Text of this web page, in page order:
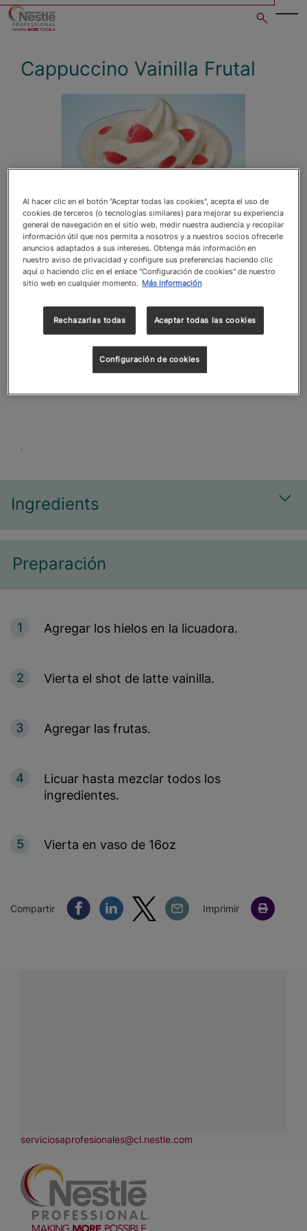
Skip
content
Cappuccino Vainilla Frutal
Open image gallery in
.
Ingredients
Preparación
1 Agregar los hielos en la licuadora.
2 Vierta el shot de latte vainilla.
3 Agregar las frutas.
4
Licuar hasta mezclar todos los
ingredientes.
5 Vierta en vaso de 16oz
Compartir Compartir Facebook
Compartir Linkedin
Compartir Twitter
Compartir Email
Imprimir
serviciosaprofesionales@cl.nestle.com
Al hacer clic en el botón "Aceptar todas las cookies", acepta el uso de
cookies de terceros (o tecnologías similares) para mejorar su experiencia
general de navegación en el sitio web, medir nuestra audiencia y recopilar
información útil que nos permita a nosotros y a nuestros socios ofrecerle
anuncios adaptados a sus intereses. Obtenga más información en
nuestro aviso de privacidad y configure sus preferencias haciendo clic
aquí o haciendo clic en el enlace "Configuración de cookies" de nuestro
sitio web en cualquier momento. Más información
Rechazarlas todas Aceptar todas las cookies
Configuración de cookies